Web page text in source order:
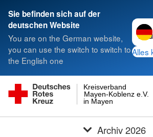
Sie befinden sich auf der
deutschen Website
You are on the German website,
you can use the switch to switch to
the English one
Alles
in Mayen
Mayen-Koblenz e.V.
Kreisverband
Archiv 2026